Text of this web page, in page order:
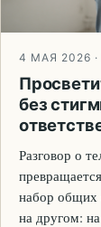
4 МАЯ 2026 ·
без
Разговор о
набор общих
на другом: